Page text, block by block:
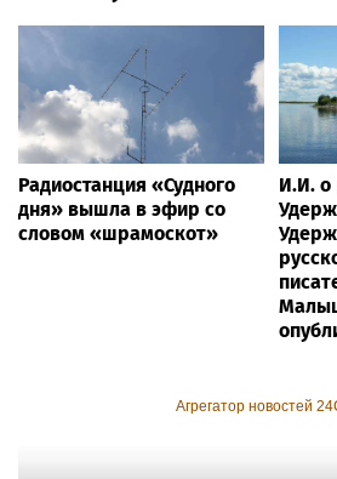
Радиостанция «Судного
дня» вышла в эфир со
словом «шрамоскот»
И.И. о
Агрегатор новостей